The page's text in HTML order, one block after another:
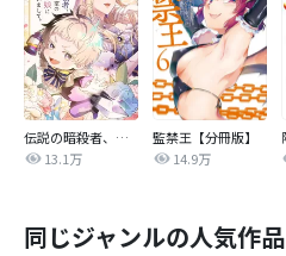
伝説の暗殺者、転生したら王家の愛され末娘になってしまいまして。【タテヨミ】
13.1万
監禁王【分冊版】
14.9万
同じジャンルの人気作品